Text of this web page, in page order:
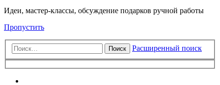
Идеи, мастер-классы, обсуждение подарков ручной работы
Пропустить
Поиск Расширенный поиск